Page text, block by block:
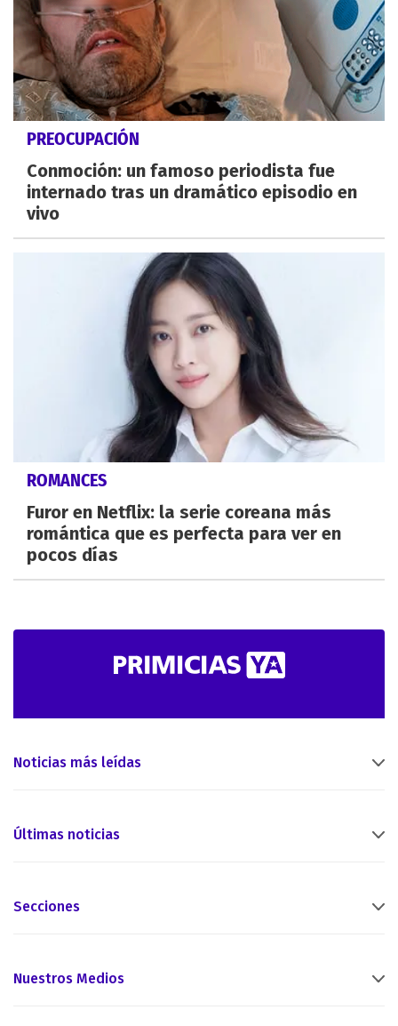
PREOCUPACIÓN
Conmoción: un famoso periodista fue
internado tras un dramático episodio en
vivo
ROMANCES
Furor en Netflix: la serie coreana más
romántica que es perfecta para ver en
pocos días
Noticias más leídas
Últimas noticias
Secciones
Nuestros Medios